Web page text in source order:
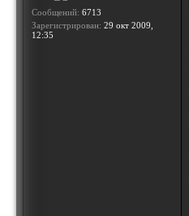
Сообщений: 6713
Зарегистрирован: 29 окт 2009,
12:35